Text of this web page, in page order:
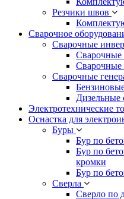
Резчики швов
Сварочное
Сварочные
Сварочные
Сварочные
Сварочные
Дизельные
Электротехнические
Оснастка для
Буры
Бур по
Бур по
кромки
Бур по
Сверла
Сверло по